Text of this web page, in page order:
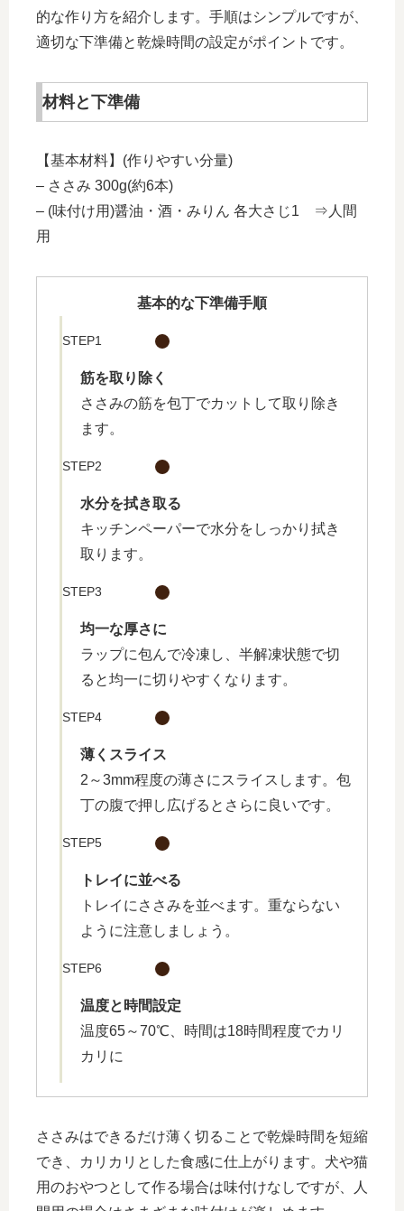
的な作り方を紹介します。手順はシンプルですが、
適切な下準備と乾燥時間の設定がポイントです。
材料と下準備
【基本材料】(作りやすい分量)
– ささみ 300g(約6本)
– (味付け用)醤油・酒・みりん 各大さじ1 ⇒人間
用
基本的な下準備手順
STEP1
筋を取り除く
ささみの筋を包丁でカットして取り除き
ます。
STEP2
水分を拭き取る
キッチンペーパーで水分をしっかり拭き
取ります。
STEP3
均一な厚さに
ラップに包んで冷凍し、半解凍状態で切
ると均一に切りやすくなります。
STEP4
薄くスライス
2～3mm程度の薄さにスライスします。包
丁の腹で押し広げるとさらに良いです。
STEP5
トレイに並べる
トレイにささみを並べます。重ならない
ように注意しましょう。
STEP6
温度と時間設定
温度65～70℃、時間は18時間程度でカリ
カリに
ささみはできるだけ薄く切ることで乾燥時間を短縮
でき、カリカリとした食感に仕上がります。 犬や猫
用のおやつとして作る場合は味付けなしですが、人